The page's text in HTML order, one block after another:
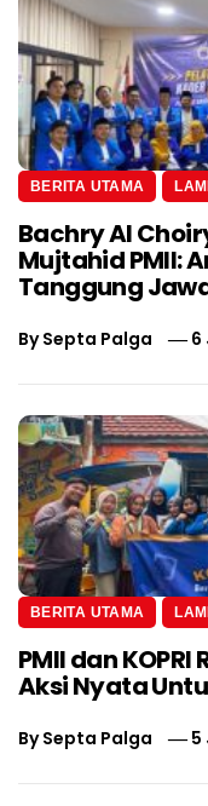
BERITA UTAMA
Bachry Al
Mujtahid PMII:
Tanggung
BySepta Palga 6
BERITA UTAMA
PMII dan
Aksi Nyata
BySepta Palga 5